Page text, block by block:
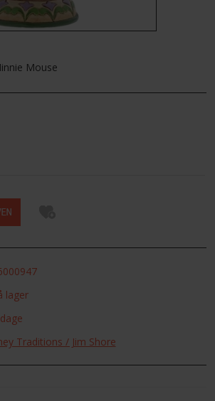
Mouse
lager
Traditions / Jim Shore